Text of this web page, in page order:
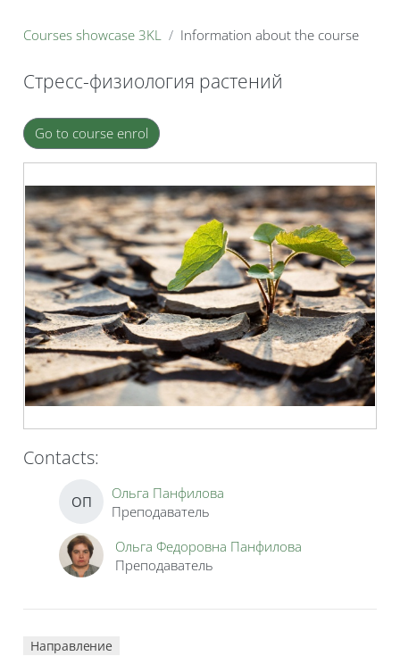
Courses showcase 3KL Information about the course
Стресс-физиология растений
Blocks
Go to course enrol
Contacts:
ОП
Ольга Панфилова
Преподаватель
Ольга Федоровна Панфилова
Преподаватель
Направление